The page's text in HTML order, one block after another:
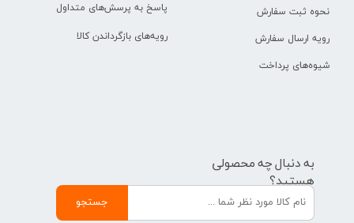
نحوه ثبت سفارش
رویه ارسال سفارش
شیوه‌های پرداخت
پاسخ به پرسش‌های متداول
رویه‌های بازگرداندن کالا
به دنبال چه محصولی
هستید؟
جستجو